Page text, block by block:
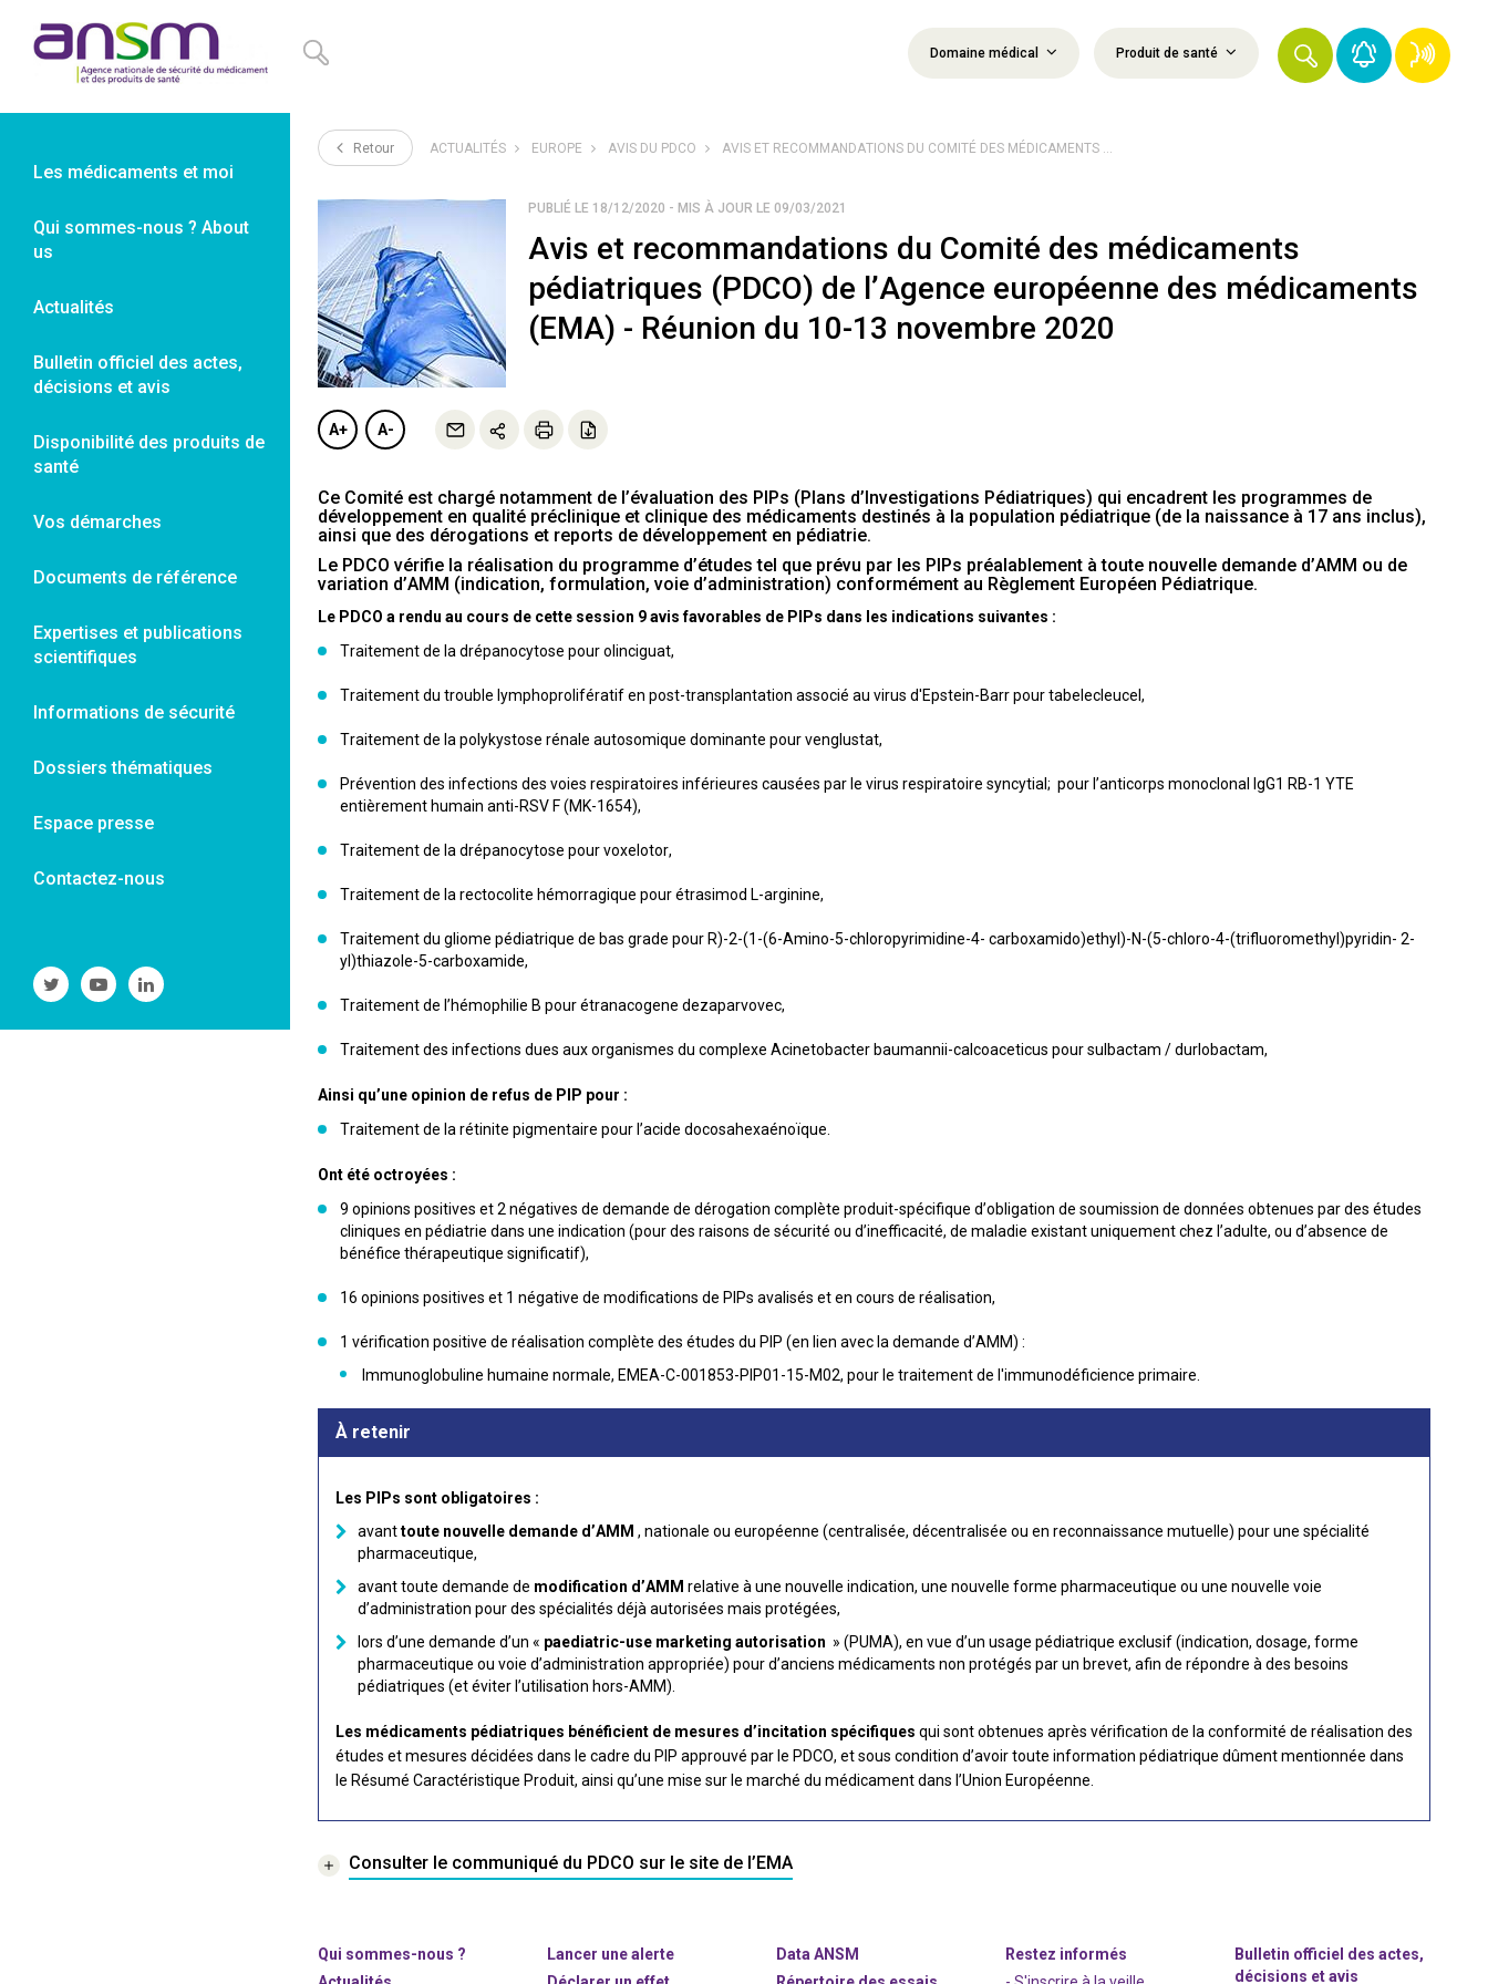
Domaine médical Produit de santé
Les médicaments et moi
Qui sommes-nous ? About
us
Actualités
Bulletin officiel des actes,
décisions et avis
Disponibilité des produits de
santé
Vos démarches
Documents de référence
Expertises et publications
scientifiques
Informations de sécurité
Dossiers thématiques
Espace presse
Contactez-nous
Suivre
l'ANSM
Twitter
Suivre
l'ANSM
Youtube
Suivre
l'ANSM
Linkedin
Retour ACTUALITÉS EUROPE AVIS DU PDCO AVIS ET RECOMMANDATIONS DU COMITÉ DES MÉDICAMENTS ...
PUBLIÉ LE 18/12/2020 - MIS À JOUR LE 09/03/2021
Avis et recommandations du Comité des médicaments
pédiatriques (PDCO) de l’Agence européenne des médicaments
(EMA) - Réunion du 10-13 novembre 2020
A+ A-
Ce Comité est chargé notamment de l’évaluation des PIPs (Plans d’Investigations Pédiatriques) qui encadrent les programmes de
développement en qualité préclinique et clinique des médicaments destinés à la population pédiatrique (de la naissance à 17 ans inclus),
ainsi que des dérogations et reports de développement en pédiatrie.
Le PDCO vérifie la réalisation du programme d’études tel que prévu par les PIPs préalablement à toute nouvelle demande d’AMM ou de
variation d’AMM (indication, formulation, voie d’administration) conformément au Règlement Européen Pédiatrique.
Le PDCO a rendu au cours de cette session 9 avis favorables de PIPs dans les indications suivantes :
Traitement de la drépanocytose pour olinciguat,
Traitement du trouble lymphoprolifératif en post-transplantation associé au virus d'Epstein-Barr pour tabelecleucel,
Traitement de la polykystose rénale autosomique dominante pour venglustat,
Prévention des infections des voies respiratoires inférieures causées par le virus respiratoire syncytial; pour l’anticorps monoclonal IgG1 RB-1 YTE
entièrement humain anti-RSV F (MK-1654),
Traitement de la drépanocytose pour voxelotor,
Traitement de la rectocolite hémorragique pour étrasimod L-arginine,
Traitement du gliome pédiatrique de bas grade pour R)-2-(1-(6-Amino-5-chloropyrimidine-4- carboxamido)ethyl)-N-(5-chloro-4-(trifluoromethyl)pyridin- 2-
yl)thiazole-5-carboxamide,
Traitement de l’hémophilie B pour étranacogene dezaparvovec,
Traitement des infections dues aux organismes du complexe Acinetobacter baumannii-calcoaceticus pour sulbactam / durlobactam,
Ainsi qu’une opinion de refus de PIP pour :
Traitement de la rétinite pigmentaire pour l’acide docosahexaénoïque.
Ont été octroyées :
9 opinions positives et 2 négatives de demande de dérogation complète produit-spécifique d’obligation de soumission de données obtenues par des études
cliniques en pédiatrie dans une indication (pour des raisons de sécurité ou d’inefficacité, de maladie existant uniquement chez l’adulte, ou d’absence de
bénéfice thérapeutique significatif),
16 opinions positives et 1 négative de modifications de PIPs avalisés et en cours de réalisation,
1 vérification positive de réalisation complète des études du PIP (en lien avec la demande d’AMM) :
Immunoglobuline humaine normale, EMEA-C-001853-PIP01-15-M02, pour le traitement de l'immunodéficience primaire.
À retenir
Les PIPs sont obligatoires :
avanttoute nouvelle demande d’AMM , nationale ou européenne (centralisée, décentralisée ou en reconnaissance mutuelle) pour une spécialité
pharmaceutique,
avant toute demande de modification d’AMM relative à une nouvelle indication, une nouvelle forme pharmaceutique ou une nouvelle voie
d’administration pour des spécialités déjà autorisées mais protégées,
lors d’une demande d’un « paediatric-use marketing autorisation » (PUMA), en vue d’un usage pédiatrique exclusif (indication, dosage, forme
pharmaceutique ou voie d’administration appropriée) pour d’anciens médicaments non protégés par un brevet, afin de répondre à des besoins
pédiatriques (et éviter l’utilisation hors-AMM).
Les médicaments pédiatriques bénéficient de mesures d’incitation spécifiques qui sont obtenues après vérification de la conformité de réalisation des
études et mesures décidées dans le cadre du PIP approuvé par le PDCO, et sous condition d’avoir toute information pédiatrique dûment mentionnée dans
le Résumé Caractéristique Produit, ainsi qu’une mise sur le marché du médicament dans l’Union Européenne.
Consulter le communiqué du PDCO sur le site de l’EMA
Qui sommes-nous ?
Lancer une alerte
Data ANSM
Restez informés
Bulletin officiel des actes,
décisions et avis